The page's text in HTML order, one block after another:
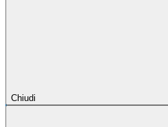
Chiudi